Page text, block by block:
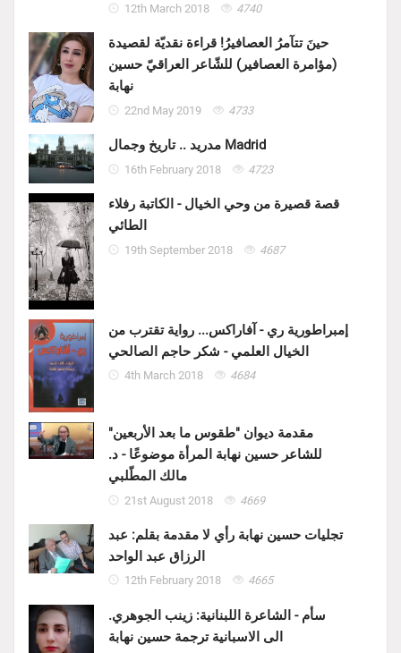
12th March 2018 4740
حينَ تتآمرُ العصافيرُ! قراءة نقديّة لقصيدة
(مؤامرة العصافير) للشّاعر العراقيّ حسين
نهابة
22nd May 2019 4733
مدريد .. تاريخ وجمال Madrid
16th February 2018 4723
قصة قصيرة من وحي الخيال - الكاتبة رفلاء
الطائي
19th September 2018 4687
إمبراطورية ري - آفاراكس... رواية تقترب من
الخيال العلمي - شكر حاجم الصالحي
4th March 2018 4684
مقدمة ديوان "طقوس ما بعد الأربعين"
للشاعر حسين نهابة المرأة موضوعًا - د.
مالك المطّلبي
21st August 2018 4669
تجليات حسين نهابة رأي لا مقدمة بقلم: عبد
الرزاق عبد الواحد
12th February 2018 4665
سأم - الشاعرة اللبنانية: زينب الجوهري.
الى الاسبانية ترجمة حسين نهابة